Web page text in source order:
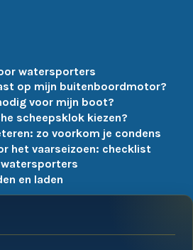
watersporters
op mijn buitenboordmotor?
voor mijn boot?
scheepsklok kiezen?
zo voorkom je condens
het vaarseizoen: checklist
watersporters
en laden